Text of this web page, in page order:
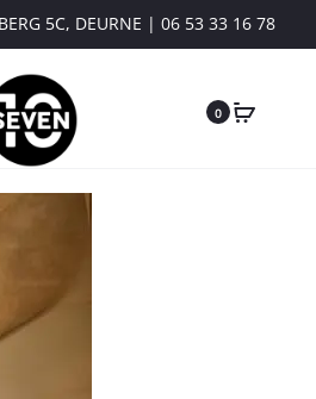
5C, DEURNE | 06 53 33 16 78
0